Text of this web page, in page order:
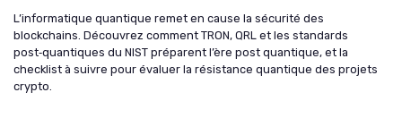
L’informatique quantique remet en cause la sécurité des
blockchains. Découvrez comment TRON, QRL et les standards
post‑quantiques du NIST préparent l’ère post quantique, et la
checklist à suivre pour évaluer la résistance quantique des projets
crypto.